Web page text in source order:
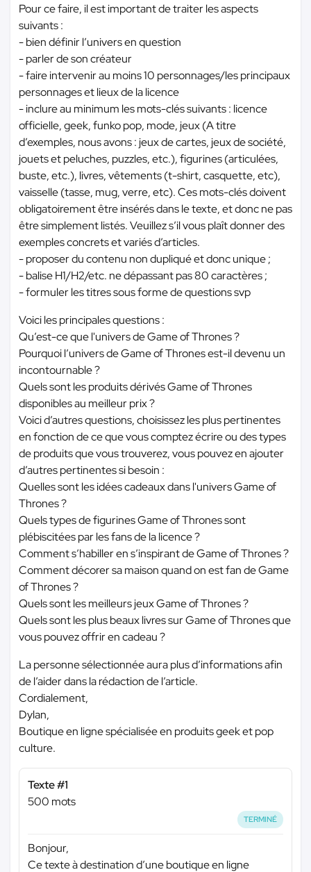
Pour ce faire, il est important de traiter les aspects
suivants :
- bien définir l’univers en question
- parler de son créateur
- faire intervenir au moins 10 personnages/les principaux
personnages et lieux de la licence
- inclure au minimum les mots-clés suivants : licence
officielle, geek, funko pop, mode, jeux (A titre
d’exemples, nous avons : jeux de cartes, jeux de société,
jouets et peluches, puzzles, etc.), figurines (articulées,
buste, etc.), livres, vêtements (t-shirt, casquette, etc),
vaisselle (tasse, mug, verre, etc). Ces mots-clés doivent
obligatoirement être insérés dans le texte, et donc ne pas
être simplement listés. Veuillez s’il vous plaît donner des
exemples concrets et variés d’articles.
- proposer du contenu non dupliqué et donc unique ;
- balise H1/H2/etc. ne dépassant pas 80 caractères ;
- formuler les titres sous forme de questions svp
Voici les principales questions :
Qu’est-ce que l'univers de Game of Thrones ?
Pourquoi l’univers de Game of Thrones est-il devenu un
incontournable ?
Quels sont les produits dérivés Game of Thrones
disponibles au meilleur prix ?
Voici d’autres questions, choisissez les plus pertinentes
en fonction de ce que vous comptez écrire ou des types
de produits que vous trouverez, vous pouvez en ajouter
d’autres pertinentes si besoin :
Quelles sont les idées cadeaux dans l'univers Game of
Thrones ?
Quels types de figurines Game of Thrones sont
plébiscitées par les fans de la licence ?
Comment s’habiller en s’inspirant de Game of Thrones ?
Comment décorer sa maison quand on est fan de Game
of Thrones ?
Quels sont les meilleurs jeux Game of Thrones ?
Quels sont les plus beaux livres sur Game of Thrones que
vous pouvez offrir en cadeau ?
La personne sélectionnée aura plus d’informations afin
de l’aider dans la rédaction de l’article.
Cordialement,
Dylan,
Boutique en ligne spécialisée en produits geek et pop
culture.
Texte #1
500 mots
TERMINÉ
Bonjour,
Ce texte à destination d’une boutique en ligne